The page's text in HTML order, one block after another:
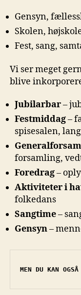
Gensyn,
Skolen,
Fest, sang,
Vi ser meget
blive
Jubilarbar–
Festmiddag–
spisesalen,
forsamling,
Foredrag–
Aktiviteter i
folkedans
Sangtime–
Gensyn–
MEN DU KAN